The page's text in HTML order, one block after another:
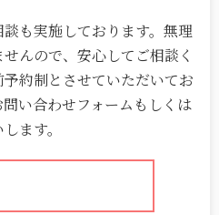
も実施しております。無理
んので、安心してご相談く
約制とさせていただいてお
い合わせフォームもしくは
ます。